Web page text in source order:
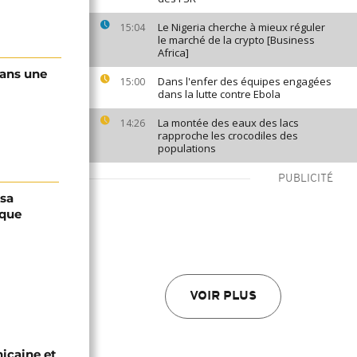
15:04
Le Nigeria cherche à mieux réguler
le marché de la crypto [Business
Africa]
15:00
Dans l'enfer des équipes engagées
dans la lutte contre Ebola
14:26
La montée des eaux des lacs
rapproche les crocodiles des
populations
PUBLICITÉ
VOIR PLUS
une